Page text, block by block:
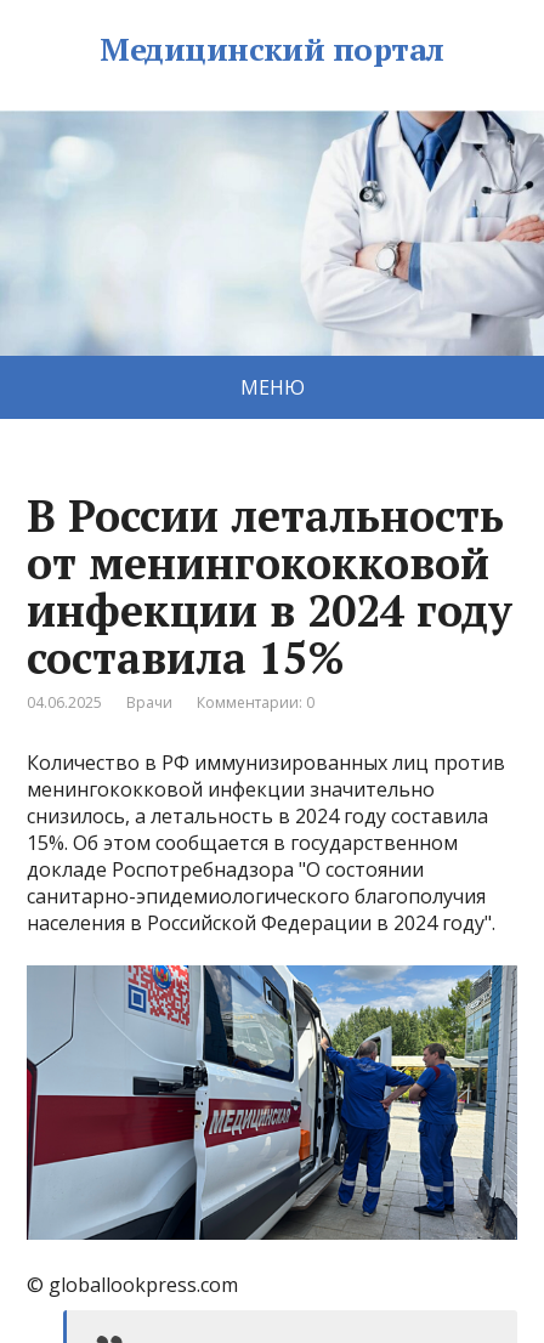
Медицинский портал
МЕНЮ
В России летальность
от менингококковой
инфекции в 2024 году
составила 15%
04.06.2025 Врачи Комментарии: 0
Количество в РФ иммунизированных лиц против
менингококковой инфекции значительно
снизилось, а летальность в 2024 году составила
15%. Об этом сообщается в государственном
докладе Роспотребнадзора "О состоянии
санитарно-эпидемиологического благополучия
населения в Российской Федерации в 2024 году".
© globallookpress.com